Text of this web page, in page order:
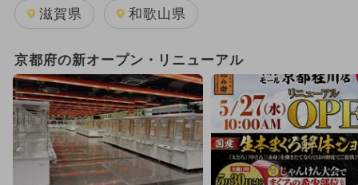
GW(ゴールデンウィーク)
2026年1月のイベント
2026年8月のイベント キャラクター
2025年3月のイベント
滋賀県 和歌山県
京都府の新オープン・リニューアル